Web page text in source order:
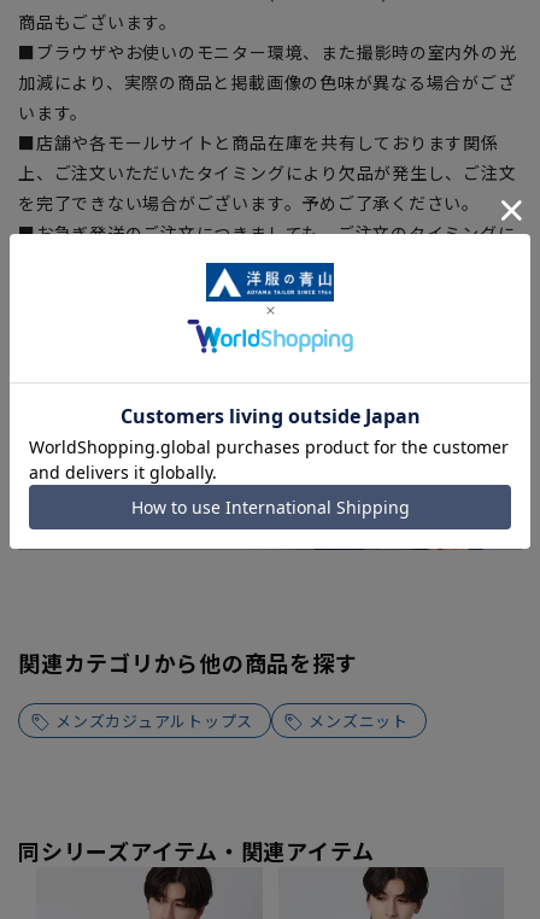
商品もございます。
■ブラウザやお使いのモニター環境、また撮影時の室内外の光
加減により、実際の商品と掲載画像の色味が異なる場合がござ
います。
■店舗や各モールサイトと商品在庫を共有しております関係
上、ご注文いただいたタイミングにより欠品が発生し、ご注文
を完了できない場合がございます。予めご了承ください。
■お急ぎ発送のご注文につきましても、ご注文のタイミングに
よってはお急ぎ発送サービスを選択できない場合がございま
関連カテゴリから他の商品を探す
メンズカジュアルトップス メンズニット
同シリーズアイテム・関連アイテム